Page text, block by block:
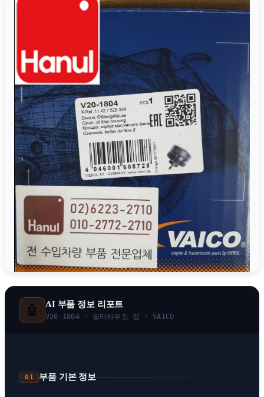
🤖 AI 부품 정보 리포트
V20-1804 · 필터하우징 캡 · VAICO
01 부품 기본 정보